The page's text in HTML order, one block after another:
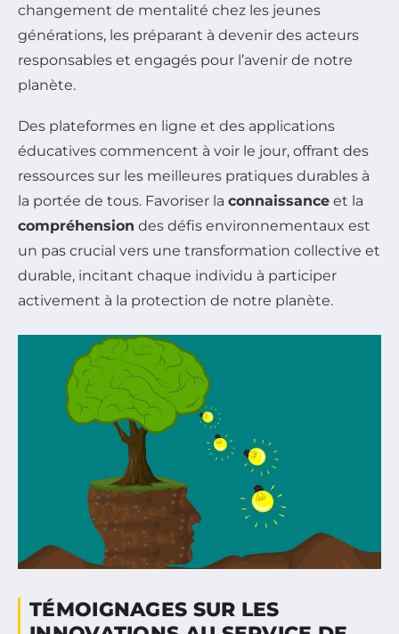
changement de mentalité chez les jeunes
générations, les préparant à devenir des acteurs
responsables et engagés pour l’avenir de notre
planète.
Des plateformes en ligne et des applications
éducatives commencent à voir le jour, offrant des
ressources sur les meilleures pratiques durables à
la portée de tous. Favoriser la connaissance et la
compréhension des défis environnementaux est
un pas crucial vers une transformation collective et
durable, incitant chaque individu à participer
activement à la protection de notre planète.
TÉMOIGNAGES SUR LES